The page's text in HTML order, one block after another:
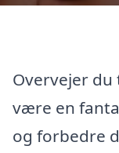
Overvejer du
være en
og forbedre